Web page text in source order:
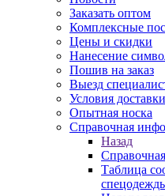
Заказать оптом
Комплексные
Цены и скидки
Нанесение
Пошив на заказ
Выезд
Условия доставки
Опытная носка
Справочная
Назад
Таблица